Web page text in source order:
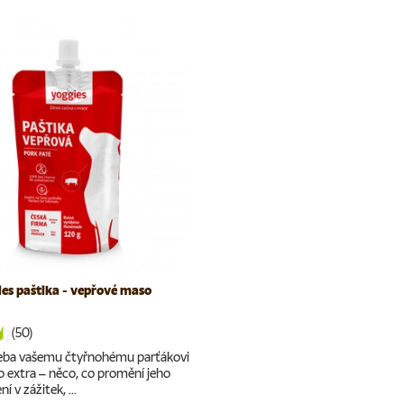
paštika - vepřové maso
(50)
vašemu čtyřnohému parťákovi
extra – něco, co promění jeho
v zážitek, ...